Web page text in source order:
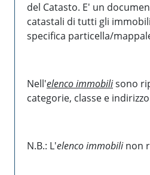
del Catasto. E' un
catastali di tutti gli
specifica particella/
Nell'elenco immobilisono
categorie, classe e
N.B.: L'elenco immobilinon